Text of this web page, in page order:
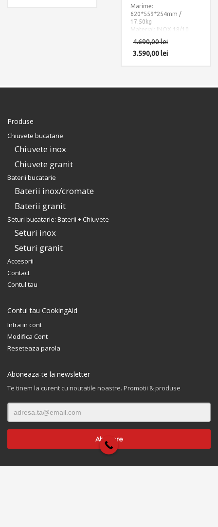
Marime:
620*559*254mm /
17.50kg
Material: INOX 18/10
Componente: Chiuveta
Farm House Apron
4.690,00lei
3.590,00lei
Produse
Chiuvete bucatarie
Chiuvete inox
Chiuvete granit
Baterii bucatarie
Baterii inox/cromate
Baterii granit
Seturi bucatarie: Baterii + Chiuvete
Seturi inox
Seturi granit
Accesorii
Contact
Contul tau
Contul tau CookingAid
Intra in cont
Modifica Cont
Reseteaza parola
Aboneaza-te la newsletter
Te tinem la curent cu noutatile noastre. Promotii & produse